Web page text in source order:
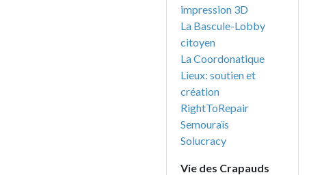
impression 3D
La Bascule-Lobby
La Coordonatique
Lieux: soutien et
RightToRepair
Semouraïs
Solucracy
Vie des Crapauds